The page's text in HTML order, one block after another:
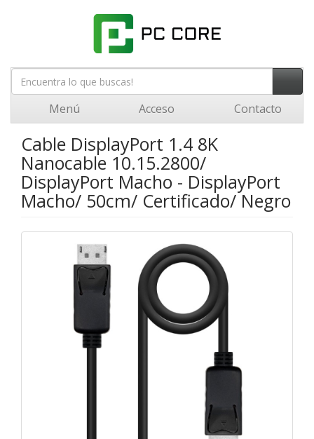
Menú Acceso Contacto
Cable DisplayPort 1.4 8K
Nanocable 10.15.2800/
DisplayPort Macho - DisplayPort
Macho/ 50cm/ Certificado/ Negro